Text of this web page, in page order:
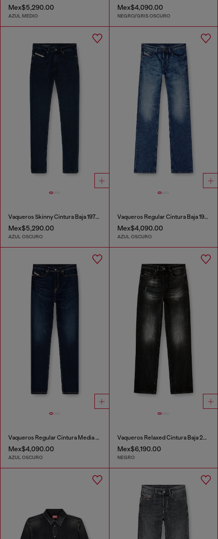
Mex$5,290.00
AZUL MEDIO
Mex$4,090.00
NEGRO/GRIS OSCURO
Vaqueros Skinny Cintura Baja 1979 Sleenker
Mex$5,290.00
AZUL OSCURO
Vaqueros Regular Cintura Baja 1985 Larkee
Mex$4,090.00
AZUL OSCURO
Vaqueros Regular Cintura Media 2023 D-Finitive
Mex$4,090.00
AZUL OSCURO
Vaqueros Relaxed Cintura Baja 2001 D-Macro
Mex$6,190.00
NEGRO